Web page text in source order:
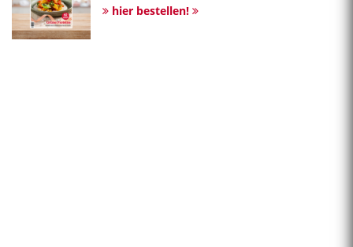
hier bestellen!